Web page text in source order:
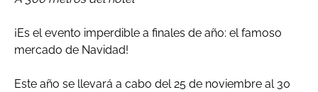
¡Es el evento imperdible a finales de año: el famoso
mercado de Navidad!
Este año se llevará a cabo del 25 de noviembre al 30